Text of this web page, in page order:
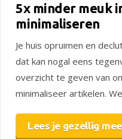
5x minder meuk
minimaliseren
Je huis opruimen en
dat kan nogal eens
overzicht te geven van
minimaliseer artikelen.
Lees je gezellig